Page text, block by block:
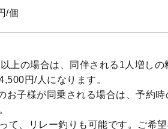
/個
上の場合は、同伴される1人増しの
円/人になります。
お子様が同乗される場合は、予約
て、リレー釣りも可能です。ご希